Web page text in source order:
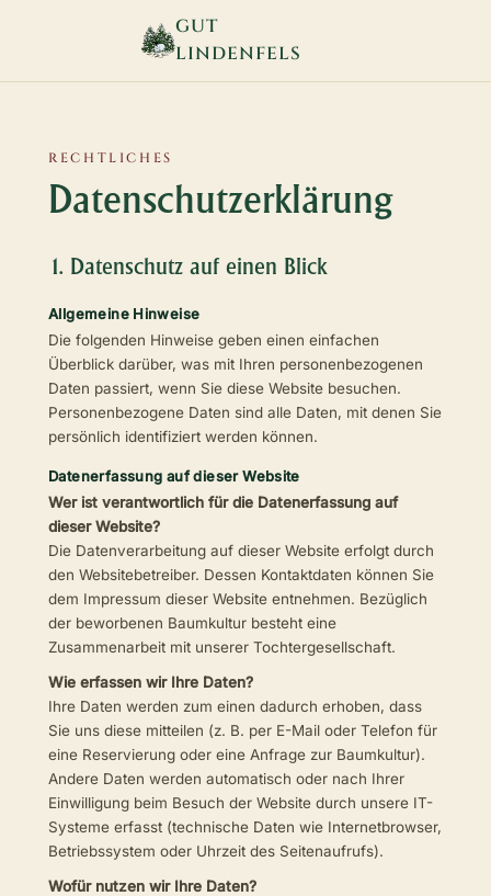
GUT
LINDENFELS
RECHTLICHES
Datenschutzerklärung
1. Datenschutz auf einen Blick
Allgemeine Hinweise
Die folgenden Hinweise geben einen einfachen
Überblick darüber, was mit Ihren personenbezogenen
Daten passiert, wenn Sie diese Website besuchen.
Personenbezogene Daten sind alle Daten, mit denen Sie
persönlich identifiziert werden können.
Datenerfassung auf dieser Website
Wer ist verantwortlich für die Datenerfassung auf
dieser Website?
Die Datenverarbeitung auf dieser Website erfolgt durch
den Websitebetreiber. Dessen Kontaktdaten können Sie
dem Impressum dieser Website entnehmen. Bezüglich
der beworbenen Baumkultur besteht eine
Zusammenarbeit mit unserer Tochtergesellschaft.
Wie erfassen wir Ihre Daten?
Ihre Daten werden zum einen dadurch erhoben, dass
Sie uns diese mitteilen (z. B. per E-Mail oder Telefon für
eine Reservierung oder eine Anfrage zur Baumkultur).
Andere Daten werden automatisch oder nach Ihrer
Einwilligung beim Besuch der Website durch unsere IT-
Systeme erfasst (technische Daten wie Internetbrowser,
Betriebssystem oder Uhrzeit des Seitenaufrufs).
Wofür nutzen wir Ihre Daten?